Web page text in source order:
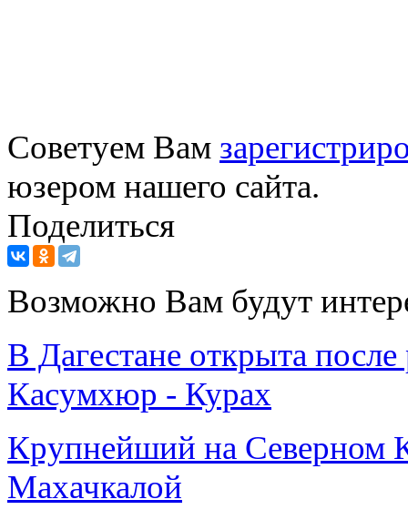
Советуем Вам
юзером нашего сайта.
Поделиться
Возможно Вам будут
В Дагестане открыта
Касумхюр - Курах
Крупнейший на Северном
Махачкалой